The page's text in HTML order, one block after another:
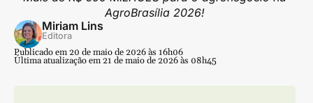
AgroBrasília 2026!
Miriam Lins
Editora
Publicado em 20 de maio de 2026 às 16h06
Última atualização em 21 de maio de 2026 às 08h45